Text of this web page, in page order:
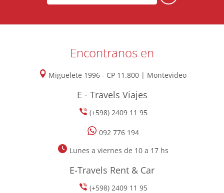
Encontranos en
Miguelete 1996 - CP 11.800 | Montevideo
E - Travels Viajes
(+598) 2409 11 95
092 776 194
Lunes a viernes de 10 a 17 hs
E-Travels Rent & Car
(+598) 2409 11 95